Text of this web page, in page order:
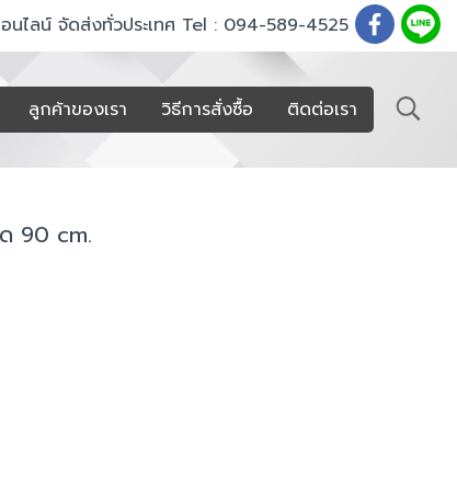
นไลน์ จัดส่งทั่วประเทศ Tel : 094-589-4525
ลูกค้าของเรา วิธีการสั่งซื้อ ติดต่อเรา
90 cm.